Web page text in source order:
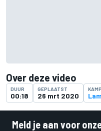
Over deze video
DUUR
00:18
GEPLAATST
26 mrt 2020
Meld je aan voor